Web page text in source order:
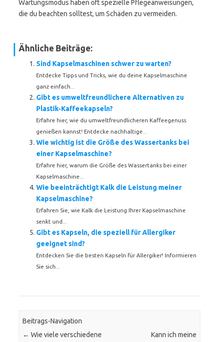
Wartungsmodus haben oft spezielle Pflegeanweisungen,
die du beachten solltest, um Schäden zu vermeiden.
Ähnliche Beiträge:
Sind Kapselmaschinen schwer zu warten?
Entdecke Tipps und Tricks, wie du deine Kapselmaschine
ganz einfach...
Gibt es umweltfreundlichere Alternativen zu
Plastik-Kaffeekapseln?
Erfahre hier, wie du umweltfreundlicheren Kaffeegenuss
genießen kannst! Entdecke nachhaltige...
Wie wichtig ist die Größe des Wassertanks bei
einer Kapselmaschine?
Erfahre hier, warum die Größe des Wassertanks bei einer
Kapselmaschine...
Wie beeinträchtigt Kalk die Leistung meiner
Kapselmaschine?
Erfahren Sie, wie Kalk die Leistung Ihrer Kapselmaschine
senkt und...
Gibt es Kapseln, die speziell für Allergiker
geeignet sind?
Entdecken Sie die besten Kapseln für Allergiker! Informieren
Sie sich...
Beitrags-Navigation
← Wie viele verschiedene
Kann ich meine